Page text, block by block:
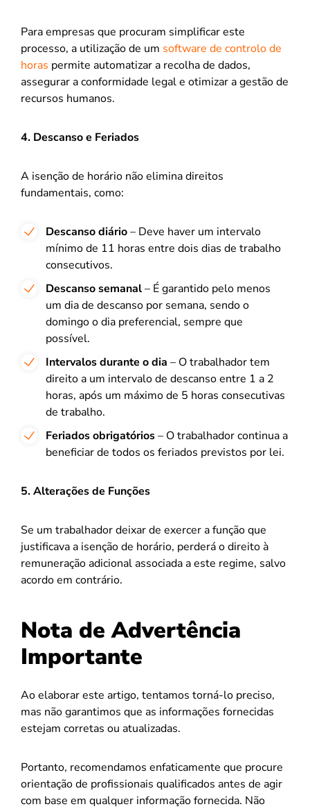
Para empresas que procuram simplificar este
processo, a utilização de um software de controlo de
horas permite automatizar a recolha de dados,
assegurar a conformidade legal e otimizar a gestão de
recursos humanos.
4. Descanso e Feriados
A isenção de horário não elimina direitos
fundamentais, como:
Descanso diário– Deve haver um intervalo
mínimo de 11 horas entre dois dias de trabalho
consecutivos.
Descanso semanal– É garantido pelo menos
um dia de descanso por semana, sendo o
domingo o dia preferencial, sempre que
possível.
Intervalos durante o dia – O trabalhador tem
direito a um intervalo de descanso entre 1 a 2
horas, após um máximo de 5 horas consecutivas
de trabalho.
Feriados obrigatórios– O trabalhador continua a
beneficiar de todos os feriados previstos por lei.
5. Alterações de Funções
Se um trabalhador deixar de exercer a função que
justificava a isenção de horário, perderá o direito à
remuneração adicional associada a este regime, salvo
acordo em contrário.
Nota de Advertência
Importante
Ao elaborar este artigo, tentamos torná-lo preciso,
mas não garantimos que as informações fornecidas
estejam corretas ou atualizadas.
Portanto, recomendamos enfaticamente que procure
orientação de profissionais qualificados antes de agir
com base em qualquer informação fornecida. Não